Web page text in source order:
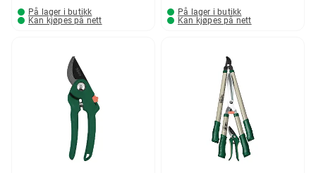
På lager i butikk
Kan kjøpes på nett
På lager i butikk
Kan kjøpes på nett